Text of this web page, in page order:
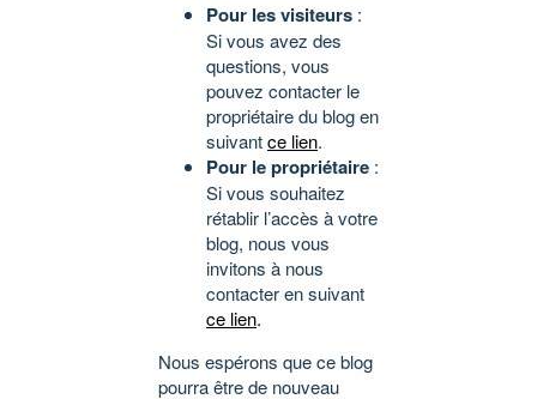
Pour les visiteurs :
Si vous avez des
questions, vous
pouvez contacter le
propriétaire du blog en
suivantce lien.
Pour le propriétaire :
Si vous souhaitez
rétablir l’accès à votre
blog, nous vous
invitons à nous
contacter en suivant
ce lien.
Nous espérons que ce blog
pourra être de nouveau